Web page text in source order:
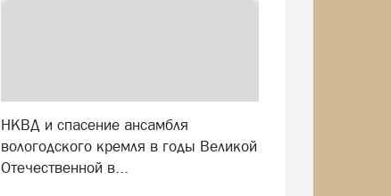
НКВД и спасение ансамбля
вологодского кремля в годы Великой
Отечественной в...